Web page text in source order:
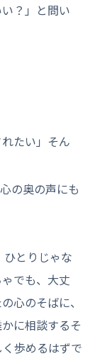
？」と問い
たい」そん
の奥の声にも
とりじゃな
でも、大丈
心のそばに、
に相談するそ
歩めるはずで